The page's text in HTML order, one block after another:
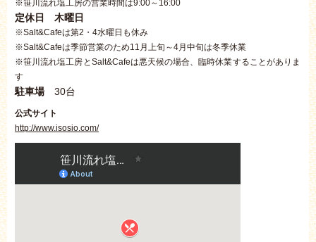
※笹川流れ塩工房の営業時間は9:00～16:00
定休日 木曜日
※Salt&Cafeは第2・4水曜日も休み
※Salt&Cafeは季節営業のため11月上旬～4月中旬は冬季休業
※笹川流れ塩工房と Salt&Cafeは悪天候の場合、臨時休業することがありま
す
駐車場30台
公式サイト
http://www.isosio.com/